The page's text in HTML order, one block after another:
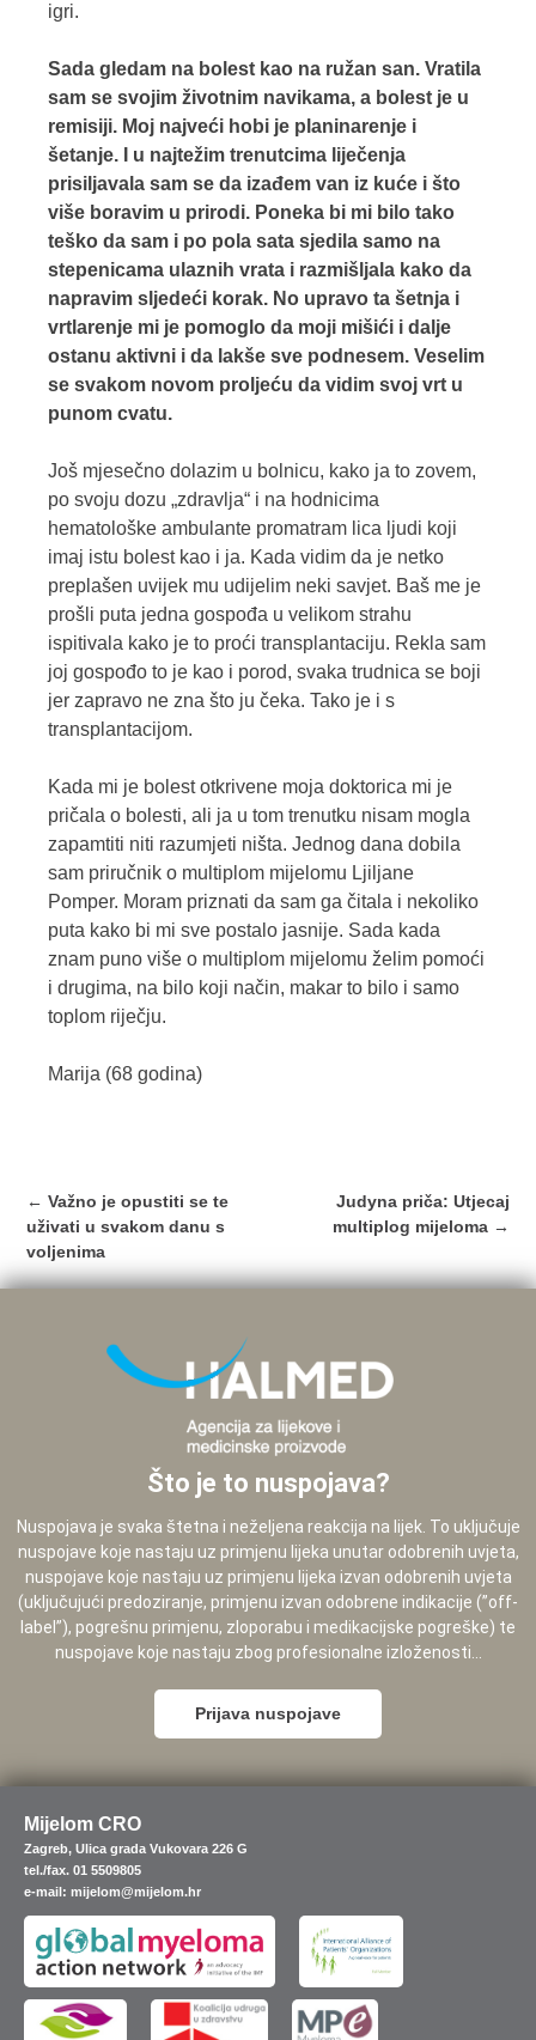
igri.
Sada gledam na bolest kao na ružan san. Vratila
sam se svojim životnim navikama, a bolest je u
remisiji. Moj najveći hobi je planinarenje i
šetanje. I u najtežim trenutcima liječenja
prisiljavala sam se da izađem van iz kuće i što
više boravim u prirodi. Poneka bi mi bilo tako
teško da sam i po pola sata sjedila samo na
stepenicama ulaznih vrata i razmišljala kako da
napravim sljedeći korak. No upravo ta šetnja i
vrtlarenje mi je pomoglo da moji mišići i dalje
ostanu aktivni i da lakše sve podnesem. Veselim
se svakom novom proljeću da vidim svoj vrt u
punom cvatu.
Još mjesečno dolazim u bolnicu, kako ja to zovem,
po svoju dozu „zdravlja“ i na hodnicima
hematološke ambulante promatram lica ljudi koji
imaj istu bolest kao i ja. Kada vidim da je netko
preplašen uvijek mu udijelim neki savjet. Baš me je
prošli puta jedna gospođa u velikom strahu
ispitivala kako je to proći transplantaciju. Rekla sam
joj gospođo to je kao i porod, svaka trudnica se boji
jer zapravo ne zna što ju čeka. Tako je i s
transplantacijom.
Kada mi je bolest otkrivene moja doktorica mi je
pričala o bolesti, ali ja u tom trenutku nisam mogla
zapamtiti niti razumjeti ništa. Jednog dana dobila
sam priručnik o multiplom mijelomu Ljiljane
Pomper. Moram priznati da sam ga čitala i nekoliko
puta kako bi mi sve postalo jasnije. Sada kada
znam puno više o multiplom mijelomu želim pomoći
i drugima, na bilo koji način, makar to bilo i samo
toplom riječju.
Marija (68 godina)
Post
navigation
← Važno je opustiti se te
uživati u svakom danu s
voljenima
Judyna priča: Utjecaj
multiplog mijeloma →
Što je to nuspojava?
Nuspojava je svaka štetna i neželjena reakcija na lijek. To uključuje
nuspojave koje nastaju uz primjenu lijeka unutar odobrenih uvjeta,
nuspojave koje nastaju uz primjenu lijeka izvan odobrenih uvjeta
(uključujući predoziranje, primjenu izvan odobrene indikacije (”off-
label”), pogrešnu primjenu, zloporabu i medikacijske pogreške) te
nuspojave koje nastaju zbog profesionalne izloženosti...
Prijava nuspojave
Mijelom CRO
Zagreb, Ulica grada Vukovara 226 G
tel./fax. 01 5509805
e-mail: mijelom@mijelom.hr